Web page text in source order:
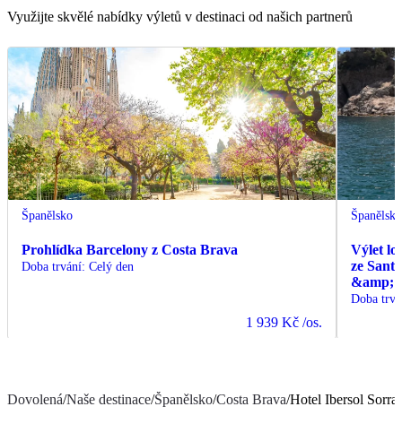
Využijte skvělé nabídky výletů v destinaci od našich partnerů
Španělsko
Prohlídka Barcelony z Costa Brava
Doba trvání: Celý den
1 939 Kč /os.
Španělsko
Výlet
ze
&amp;
Doba
Dovolená/Naše destinace/Španělsko/Costa Brava/Hotel Ibersol Sorra